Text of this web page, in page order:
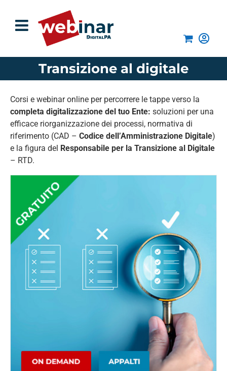
contenuto
Transizione al digitale
Corsi e webinar online per percorrere le tappe verso la
completa digitalizzazione del tuo Ente: soluzioni per una
efficace riorganizzazione dei processi, normativa di
riferimento (CAD – Codice dell’Amministrazione Digitale)
e la figura del Responsabile per la Transizione al Digitale
– RTD.